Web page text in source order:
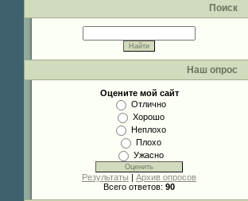
Поиск
Наш опрос
Оцените мой сайт
Отлично
Хорошо
Неплохо
Плохо
Ужасно
Результаты | Архив опросов
Всего ответов: 90